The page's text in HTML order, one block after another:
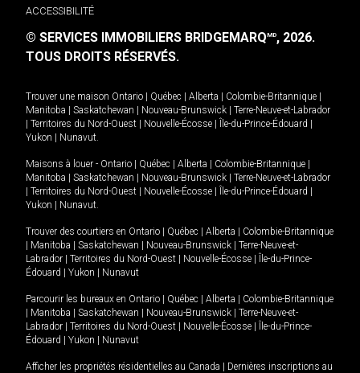
ACCESSIBILITÉ
© SERVICES IMMOBILIERS BRIDGEMARQMD, 2026.
TOUS DROITS RÉSERVÉS.
Trouver une maison Ontario | Québec | Alberta | Colombie-Britannique |
Manitoba | Saskatchewan | Nouveau-Brunswick | Terre-Neuve-et-Labrador
| Territoires du Nord-Ouest | Nouvelle-Écosse | Île-du-Prince-Édouard |
Yukon | Nunavut.
Maisons à louer - Ontario | Québec | Alberta | Colombie-Britannique |
Manitoba | Saskatchewan | Nouveau-Brunswick | Terre-Neuve-et-Labrador
| Territoires du Nord-Ouest | Nouvelle-Écosse | Île-du-Prince-Édouard |
Yukon | Nunavut.
Trouver des courtiers en Ontario | Québec | Alberta | Colombie-Britannique
| Manitoba | Saskatchewan | Nouveau-Brunswick | Terre-Neuve-et-
Labrador | Territoires du Nord-Ouest | Nouvelle-Écosse | Île-du-Prince-
Édouard | Yukon | Nunavut
Parcourir les bureaux en Ontario | Québec | Alberta | Colombie-Britannique
| Manitoba | Saskatchewan | Nouveau-Brunswick | Terre-Neuve-et-
Labrador | Territoires du Nord-Ouest | Nouvelle-Écosse | Île-du-Prince-
Édouard | Yukon | Nunavut
Afficher les propriétés résidentielles au Canada | Dernières inscriptions au